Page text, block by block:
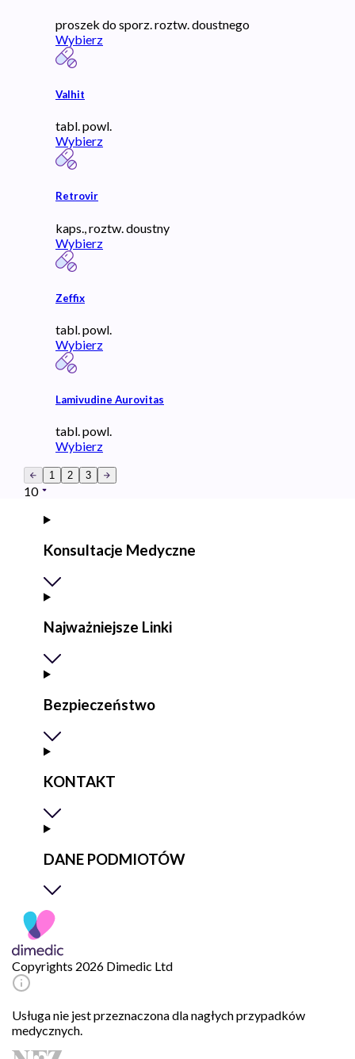
proszek do sporz. roztw. doustnego
Wybierz
Valhit
tabl. powl.
Wybierz
Retrovir
kaps., roztw. doustny
Wybierz
Zeffix
tabl. powl.
Wybierz
Lamivudine Aurovitas
tabl. powl.
Wybierz
1 2 3
10
Konsultacje Medyczne
Najważniejsze Linki
Bezpieczeństwo
KONTAKT
DANE PODMIOTÓW
Copyrights 2026 Dimedic Ltd
Usługa nie jest przeznaczona dla nagłych przypadków
medycznych.